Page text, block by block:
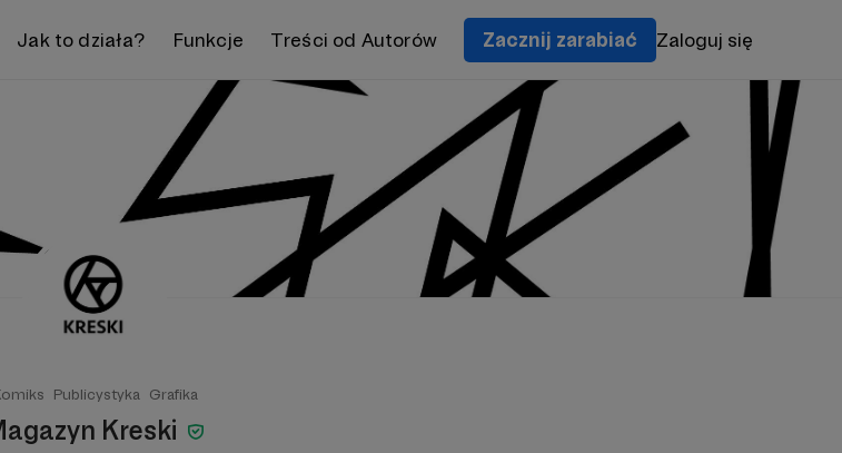
Jak to działa? Funkcje Treści od Autorów Zacznij zarabiać Zaloguj się
Publicystyka Grafika
Kreski